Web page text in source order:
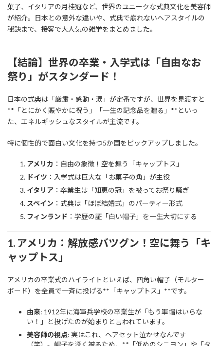
菓子、イタリアの月桂冠など、世界のユニークな式典文化を美容師
が紹介。日本との意外な違いや、式典で崩れないヘアスタイルの
秘訣まで、接客で大人気の雑学をまとめました。
【結論】世界の卒業・入学式は「自由なお
祭り」がスタンダード！
日本の式典は「厳粛・感動・涙」が定番ですが、世界を見渡すと
**「とにかく賑やかに祝う」「一生の記念品を贈る」**といっ
た、エネルギッシュなスタイルが主流です。
特に個性的で面白い文化を持つ5か国をピックアップしました。
アメリカ ：自由の象徴！空を舞う「キャップトス」
ドイツ ：入学式は巨大な「お菓子の角」が主役
イタリア ：卒業生は「知恵の冠」を被ってお祭り騒ぎ
スペイン ：式典は「ほぼ結婚式」のパーティー形式
フィンランド ：学歴の証「白い帽子」を一生大切にする
1. アメリカ：解放感バツグン！空に舞う「キ
ャップトス」
アメリカの卒業式のハイライトといえば、四角い帽子（モルター
ボード）を全員で一斉に投げる**「キャップトス」**です。
由来: 1912年に海軍兵学校の卒業生が「もう軍帽はいらな
い！」と投げたのが始まりと言われています。
美容師の視点: 実はこれ、ヘアセット泣かせなんです
（笑）。帽子を深く被るため、**「低めのシニヨン」や「タ